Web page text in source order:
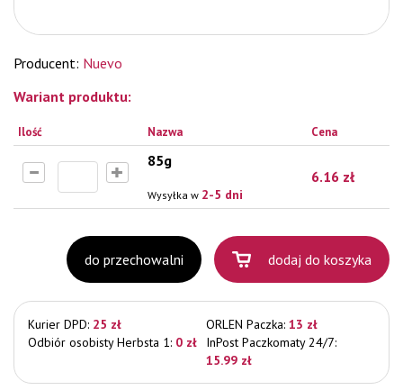
Producent: Nuevo
Wariant produktu:
Ilość Nazwa Cena
85g
Wysyłka w 2-5 dni
6.16 zł
do przechowalni dodaj do koszyka
Kurier DPD: 25 zł ORLEN Paczka: 13 zł
Odbiór osobisty Herbsta 1: 0 zł
InPost Paczkomaty 24/7:
15.99 zł